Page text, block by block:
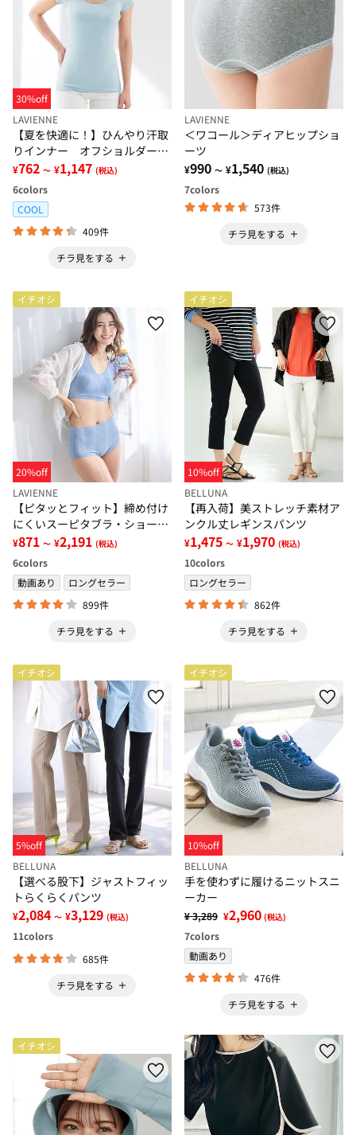
30%off
LAVIENNE
【夏を快適に！】ひんやり汗取
りインナー オフショルダー＜
さらりラボ＞
¥762 ～ ¥1,147 (税込)
6colors
COOL
409件
チラ見をする
LAVIENNE
＜ワコール＞ディアヒップショ
ーツ
¥990 ～ ¥1,540 (税込)
7colors
573件
チラ見をする
イチオシ
20%off
LAVIENNE
【ピタッとフィット】締め付け
にくいスーピタブラ・ショーツ
（別売）
¥871 ～ ¥2,191 (税込)
6colors
動画あり
ロングセラー
899件
チラ見をする
イチオシ
10%off
BELLUNA
【再入荷】美ストレッチ素材ア
ンクル丈レギンスパンツ
¥1,475 ～ ¥1,970 (税込)
10colors
ロングセラー
862件
チラ見をする
イチオシ
5%off
BELLUNA
【選べる股下】ジャストフィッ
トらくらくパンツ
¥2,084 ～ ¥3,129 (税込)
11colors
685件
チラ見をする
イチオシ
10%off
BELLUNA
手を使わずに履けるニットスニ
ーカー
¥ 3,289 ¥2,960 (税込)
7colors
動画あり
476件
チラ見をする
イチオシ